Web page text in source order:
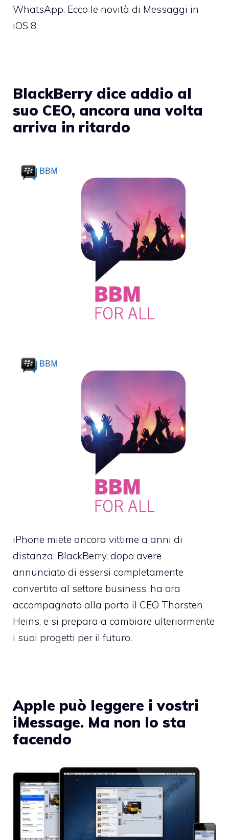
WhatsApp. Ecco le novità di Messaggi in
iOS 8.
BlackBerry dice addio al
suo CEO, ancora una volta
arriva in ritardo
iPhone miete ancora vittime a anni di
distanza. BlackBerry, dopo avere
annunciato di essersi completamente
convertita al settore business, ha ora
accompagnato alla porta il CEO Thorsten
Heins, e si prepara a cambiare ulteriormente
i suoi progetti per il futuro.
Apple può leggere i vostri
iMessage. Ma non lo sta
facendo